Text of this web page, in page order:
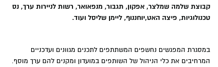
קבוצת שלמה שמלצר, אפקון, תגבור, מנפאואר, רשות לניירות ערך, נס
טכנולוגיות, פיצה האט,יוחננוף, ליימן שליסל ועוד.
במסגרת המפגשים נחשפים המשתתפים לתכנים מגוונים ועדכניים
המרחיבים את כלי הניהול של השותפים במועדון ומקנים להם ערך מוסף.